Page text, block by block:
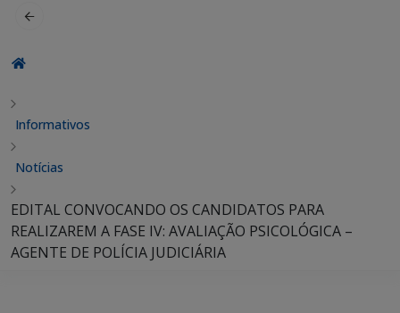
Informativos
Notícias
EDITAL CONVOCANDO OS CANDIDATOS PARA
REALIZAREM A FASE IV: AVALIAÇÃO PSICOLÓGICA –
AGENTE DE POLÍCIA JUDICIÁRIA